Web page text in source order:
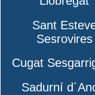
Sant
Sesrovires
Cugat
Sadurní